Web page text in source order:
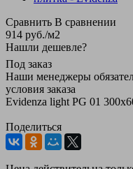
Сравнить В сравнении
914 руб./м2
Нашли дешевле?
Под заказ
Наши менеджеры
условия заказа
Evidenza light PG 01
Поделиться